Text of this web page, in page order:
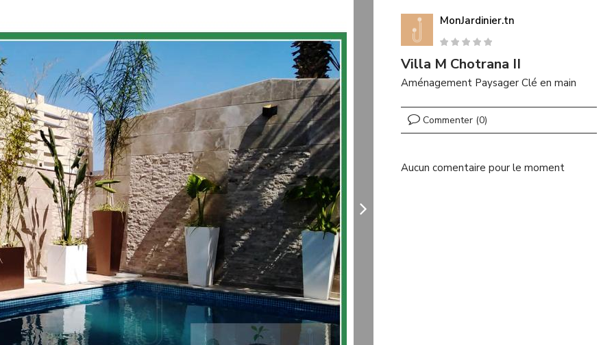
MonJardinier.tn
Villa M Chotrana II
Aménagement Paysager Clé en main
Commenter (0)
Aucun comentaire pour le moment